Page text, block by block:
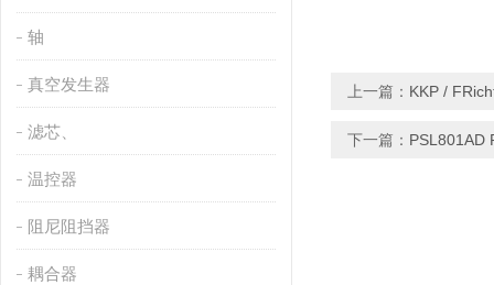
轴
真空发生器
滤芯、
温控器
阻尼阻挡器
耦合器
上一篇： KKP /
下一篇： PSL801AD